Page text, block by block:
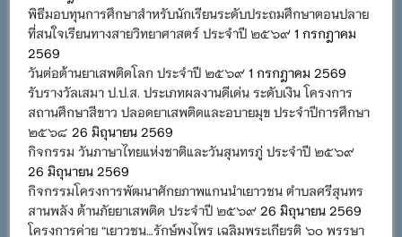
พิธีมอบทุนการศึกษาสำหรับนักเรียนระดับประถมศึกษาตอนปลาย
ที่สนใจเรียนทางสายวิทยาศาสตร์ ประจำปี ๒๕๖๙ 1 กรกฎาคม
2569
วันต่อต้านยาเสพติดโลก ประจำปี ๒๕๖๙ 1 กรกฎาคม 2569
รับรางวัลเสมา ป.ป.ส. ประเภทผลงานดีเด่น ระดับเงิน โครงการ
สถานศึกษาสีขาว ปลอดยาเสพติดและอบายมุข ประจำปีการศึกษา
๒๕๖๘ 26 มิถุนายน 2569
กิจกรรม วันภาษาไทยแห่งชาติและวันสุนทรภู่ ประจำปี ๒๕๖๙
26 มิถุนายน 2569
กิจกรรมโครงการพัฒนาศักยภาพแกนนำเยาวชน ตำบลศรีสุนทร
สานพลัง ต้านภัยยาเสพติด ประจำปี ๒๕๖๙ 26 มิถุนายน 2569
โครงการค่าย “เยาวชน…รักษ์พงไพร เฉลิมพระเกียรติ ๖๐ พรรษา